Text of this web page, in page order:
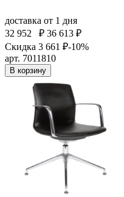
доставка от 1 дня
32 952
₽ 36 613 ₽
Скидка 3 661 ₽-10%
арт. 7011810
В корзину